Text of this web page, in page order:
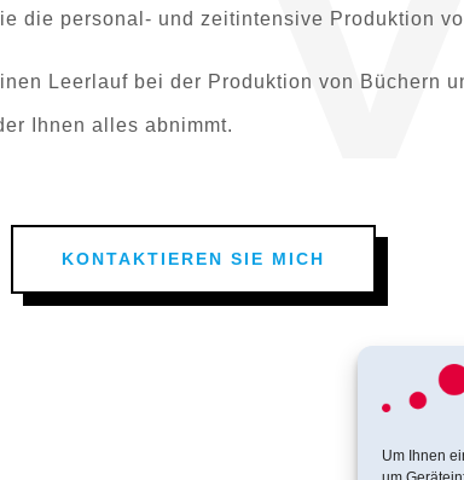
Um Ihnen
die personal- und zeitintensive Produktion
Leerlauf bei der Produktion von Büchern
Ihnen alles abnimmt.
KONTAKTIEREN SIE MICH